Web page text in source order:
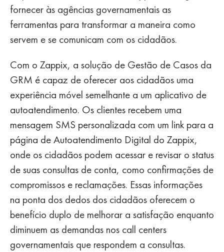
fornecer às agências governamentais as
ferramentas para transformar a maneira como
servem e se comunicam com os cidadãos.
Com o Zappix, a solução de Gestão de Casos da
GRM é capaz de oferecer aos cidadãos uma
experiência móvel semelhante a um aplicativo de
autoatendimento. Os clientes recebem uma
mensagem SMS personalizada com um link para a
página de Autoatendimento Digital do Zappix,
onde os cidadãos podem acessar e revisar o status
de suas consultas de conta, como confirmações de
compromissos e reclamações. Essas informações
na ponta dos dedos dos cidadãos oferecem o
benefício duplo de melhorar a satisfação enquanto
diminuem as demandas nos call centers
governamentais que respondem a consultas.